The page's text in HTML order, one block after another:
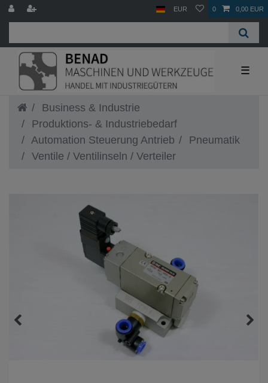
EUR 0 0,00 EUR
☰
Business & Industrie
Produktions- & Industriebedarf
Automation Steuerung Antrieb
Pneumatik
Ventile / Ventilinseln / Verteiler